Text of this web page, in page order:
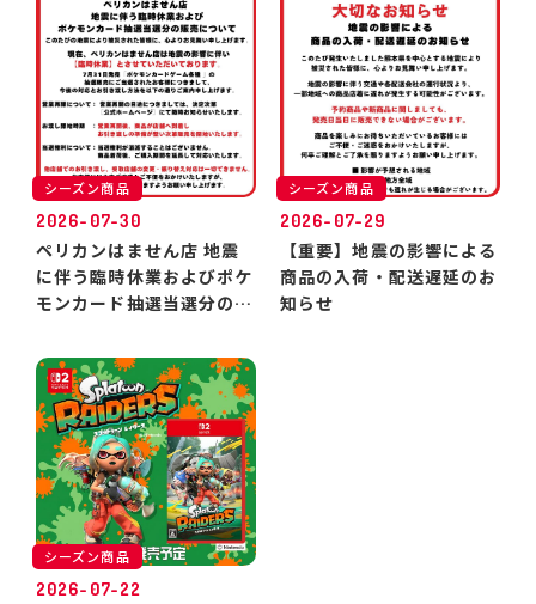
シーズン商品
2026-07-30
ペリカンはません店 地震
に伴う臨時休業およびポケ
モンカード抽選当選分のお
シーズン商品
2026-07-29
【重要】地震の影響による
商品の入荷・配送遅延のお
知らせ
シーズン商品
2026-07-22